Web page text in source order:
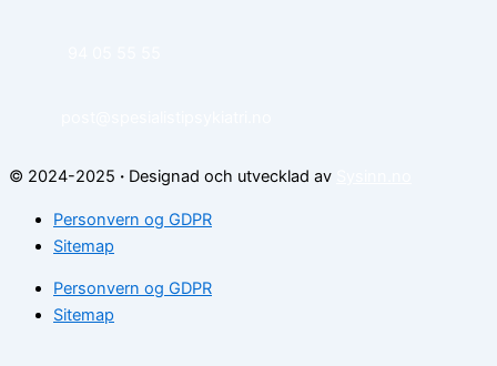
© 2024-2025 · Designad och utvecklad av
Personvern og GDPR
Sitemap
Personvern og GDPR
Sitemap